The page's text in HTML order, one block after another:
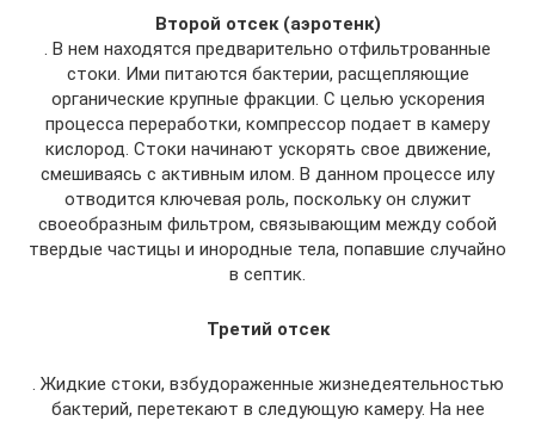
Второй отсек (аэротенк)
. В нем находятся предварительно отфильтрованные
стоки. Ими питаются бактерии, расщепляющие
органические крупные фракции. С целью ускорения
процесса переработки, компрессор подает в камеру
кислород. Стоки начинают ускорять свое движение,
смешиваясь с активным илом. В данном процессе илу
отводится ключевая роль, поскольку он служит
своеобразным фильтром, связывающим между собой
твердые частицы и инородные тела, попавшие случайно
в септик.
Третий отсек
. Жидкие стоки, взбудораженные жизнедеятельностью
бактерий, перетекают в следующую камеру. На нее